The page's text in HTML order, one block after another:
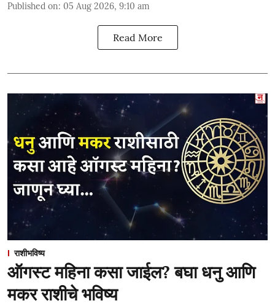
Published on: 05 Aug 2026, 9:10 am
Read More
राशीभविष्य
ऑगस्ट महिना कसा जाईल? बघा धनु आणि
मकर राशीचे भविष्य